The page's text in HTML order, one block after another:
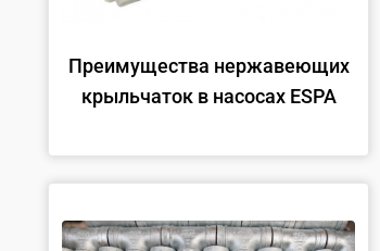
Преимущества нержавеющих
крыльчаток в насосах ESPA